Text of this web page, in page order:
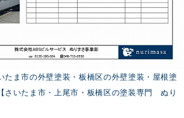
たま市の外壁塗装・板橋区の外壁塗装・屋根塗
さいたま市・上尾市・板橋区の塗装専門 ぬり